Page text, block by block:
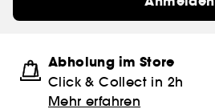
Abholung im Store
Click & Collect in 2h
Mehr erfahren